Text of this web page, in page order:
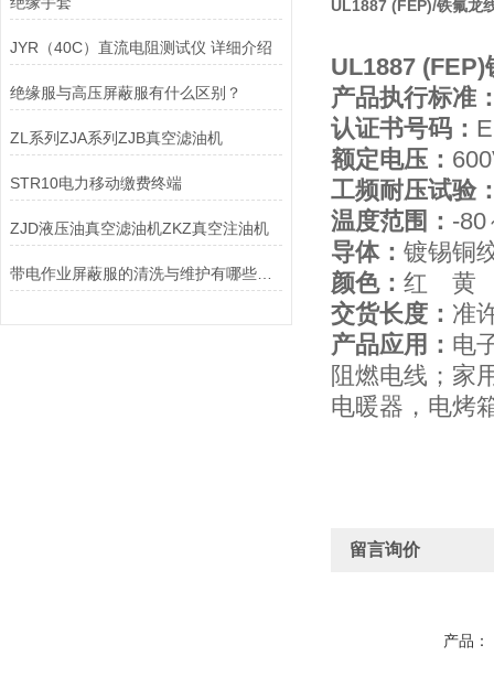
JYR（40C）直流电阻测试仪 详细介绍
绝缘服与高压屏蔽服有什么区别？
ZL系列ZJA系列ZJB真空滤油机
STR10电力移动缴费终端
ZJD液压油真空滤油机ZKZ真空注油机
带电作业屏蔽服的清洗与维护有哪些要求？
UL1887 (FEP)/铁氟龙
UL1887 (FEP)
产品执行标准
认证书号码：
额定电压：
工频耐压试验
温度范围： -
导体： 镀锡铜
颜色： 红 黄
交货长度： 准
产品应用： 电
阻燃电线；家
电暖器，电烤
留言询价
产品：